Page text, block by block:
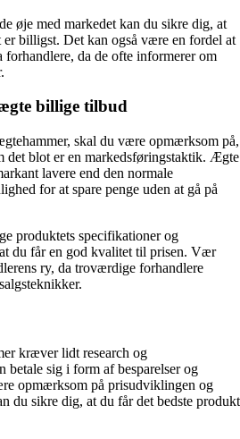
øje med markedet kan du sikre dig, at
billigst. Det kan også være en fordel at
forhandlere, da de ofte informerer om
billige tilbud
skal du være opmærksom på,
det blot er en markedsføringstaktik. Ægte
lavere end den normale
for at spare penge uden at gå på
produktets specifikationer og
du får en god kvalitet til prisen. Vær
ry, da troværdige forhandlere
kræver lidt research og
betale sig i form af besparelser og
opmærksom på prisudviklingen og
du sikre dig, at du får det bedste produkt